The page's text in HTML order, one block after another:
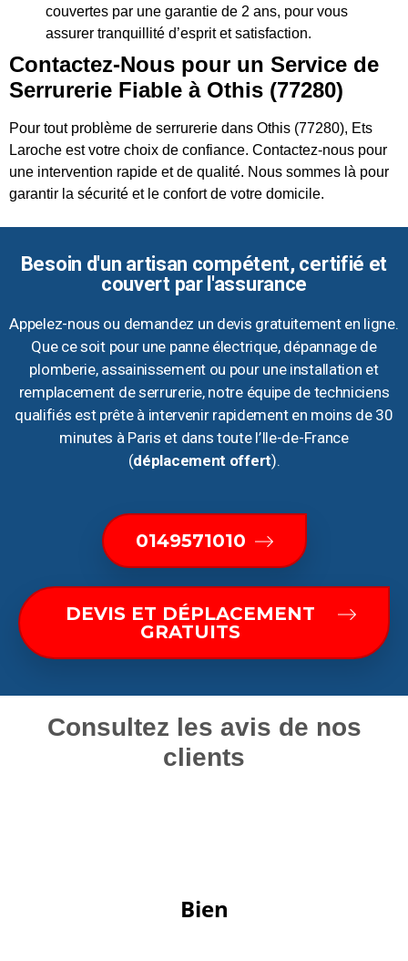
couvertes par une garantie de 2 ans, pour vous
assurer tranquillité d’esprit et satisfaction.
Contactez-Nous pour un Service de
Serrurerie Fiable à Othis (77280)
Pour tout problème de serrurerie dans Othis (77280), Ets
Laroche est votre choix de confiance. Contactez-nous pour
une intervention rapide et de qualité. Nous sommes là pour
garantir la sécurité et le confort de votre domicile.
Besoin d'un artisan compétent, certifié et
couvert par l'assurance
Appelez-nous ou demandez un devis gratuitement en ligne.
Que ce soit pour une panne électrique, dépannage de
plomberie, assainissement ou pour une installation et
remplacement de serrurerie, notre équipe de techniciens
qualifiés est prête à intervenir rapidement en moins de 30
minutes à Paris et dans toute l’Ile-de-France
(déplacement offert).
0149571010
DEVIS ET DÉPLACEMENT
GRATUITS
Consultez les avis de nos
clients
Bien